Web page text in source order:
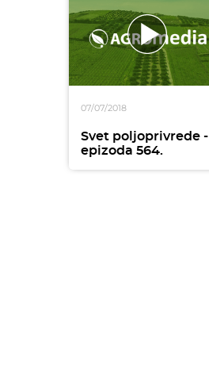
07/07/2018
Svet poljoprivrede -
epizoda 564.